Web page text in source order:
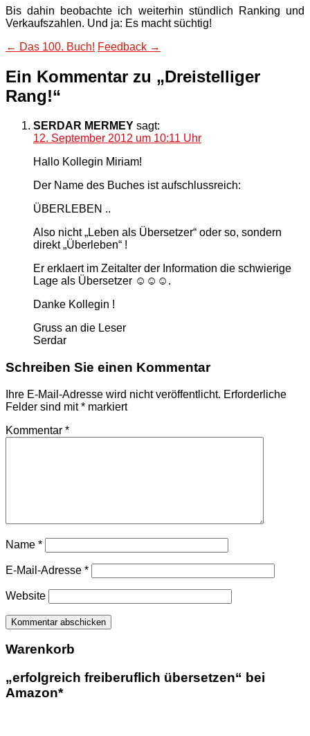
Bis dahin beobachte ich weiterhin stündlich Ranking und
Verkaufszahlen. Und ja: Es macht süchtig!
Beitragsnavigation
← Das 100. Buch! Feedback →
Ein Kommentar zu „Dreistelliger
Rang!“
SERDAR MERMEY sagt:
12. September 2012 um 10:11 Uhr
Hallo Kollegin Miriam!
Der Name des Buches ist aufschlussreich:
ÜBERLEBEN ..
Also nicht „Leben als Übersetzer“ oder so, sondern
direkt „Überleben“ !
Er erklaert im Zeitalter der Information die schwierige
Lage als Übersetzer ☺☺☺.
Danke Kollegin !
Gruss an die Leser
Serdar
Schreiben Sie einen Kommentar
Ihre E-Mail-Adresse wird nicht veröffentlicht. Erforderliche
Felder sind mit* markiert
Kommentar *
Name *
E-Mail-Adresse *
Website
Warenkorb
„erfolgreich freiberuflich übersetzen“ bei
Amazon*